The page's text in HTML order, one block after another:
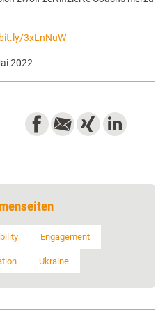
bit.ly/3xLnNuW
2022
Engagement
Ukraine